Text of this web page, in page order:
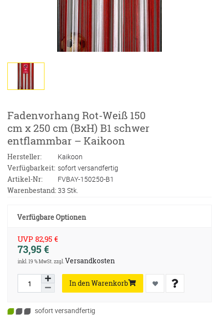
Fadenvorhang Rot-Weiß 150
cm x 250 cm (BxH) B1 schwer
entflammbar – Kaikoon
Hersteller:
Kaikoon
Verfügbarkeit: sofort versandfertig
Artikel-Nr:
FVBAY-150250-B1
Warenbestand:33 Stk.
Verfügbare Optionen
UVP 82,95 €
73,95 €
inkl. 19 % MwSt. zzgl.Versandkosten
In den Warenkorb
sofort versandfertig